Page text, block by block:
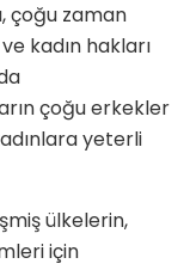
çoğu zaman
kadın hakları
çoğu erkekler
yeterli
ülkelerin,
için